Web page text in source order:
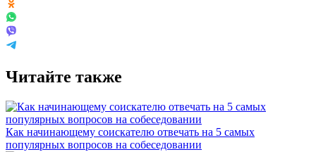
Читайте также
Как начинающему соискателю отвечать на 5 самых
популярных вопросов на собеседовании